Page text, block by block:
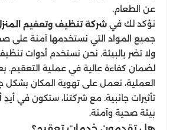
عن الطعام.
نؤكد لك في شركة تنظيف وتعقيم
جميع المواد التي نستخدمها آمنة على
ولا تضر بالبيئة. نحن نستخدم أدوات
لضمان كفاءة عالية في عملية التعقيم.
العملية، نعمل على تهوية المكان بشكل
تأثيرات جانبية. مع شركتنا، ستكون في
بيئة صحية وآمنة.